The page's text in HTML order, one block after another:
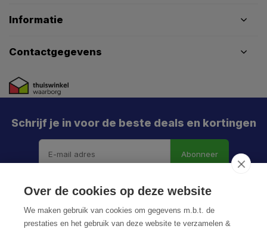
Informatie
Contactgegevens
Schrijf je in voor de beste deals en kortingen
Abonneer
Over de cookies op deze website
We maken gebruik van cookies om gegevens m.b.t. de
prestaties en het gebruik van deze website te verzamelen &